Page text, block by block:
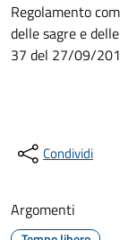
Regolamento
delle sagre e
37 del 27/09/
Condividi
Argomenti